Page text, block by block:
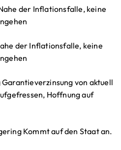
der Inflationsfalle, keine
der Inflationsfalle, keine
von aktuell
Hoffnung auf
Kommt auf den Staat an.